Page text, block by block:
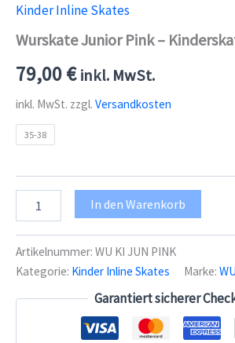
Kinder Inline Skates
Wurskate Junior Pink –
79,00€ inkl. MwSt.
inkl. MwSt. zzgl. Versandkosten
35-38
Junior
Kinderskate
Menge
In den Warenkorb
Artikelnummer: WU KI JUN PINK
Kategorie: Kinder Inline Skates Marke:
Garantiert sicherer